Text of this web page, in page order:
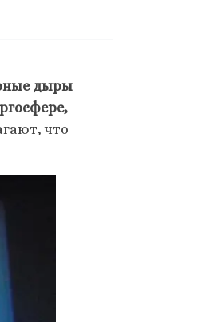
дыры
что